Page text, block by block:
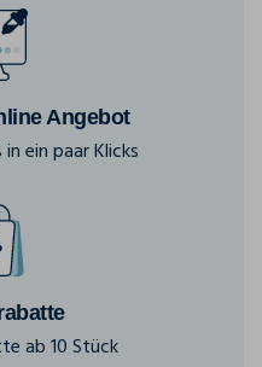
Angebot
ein paar Klicks
ab 10 Stück